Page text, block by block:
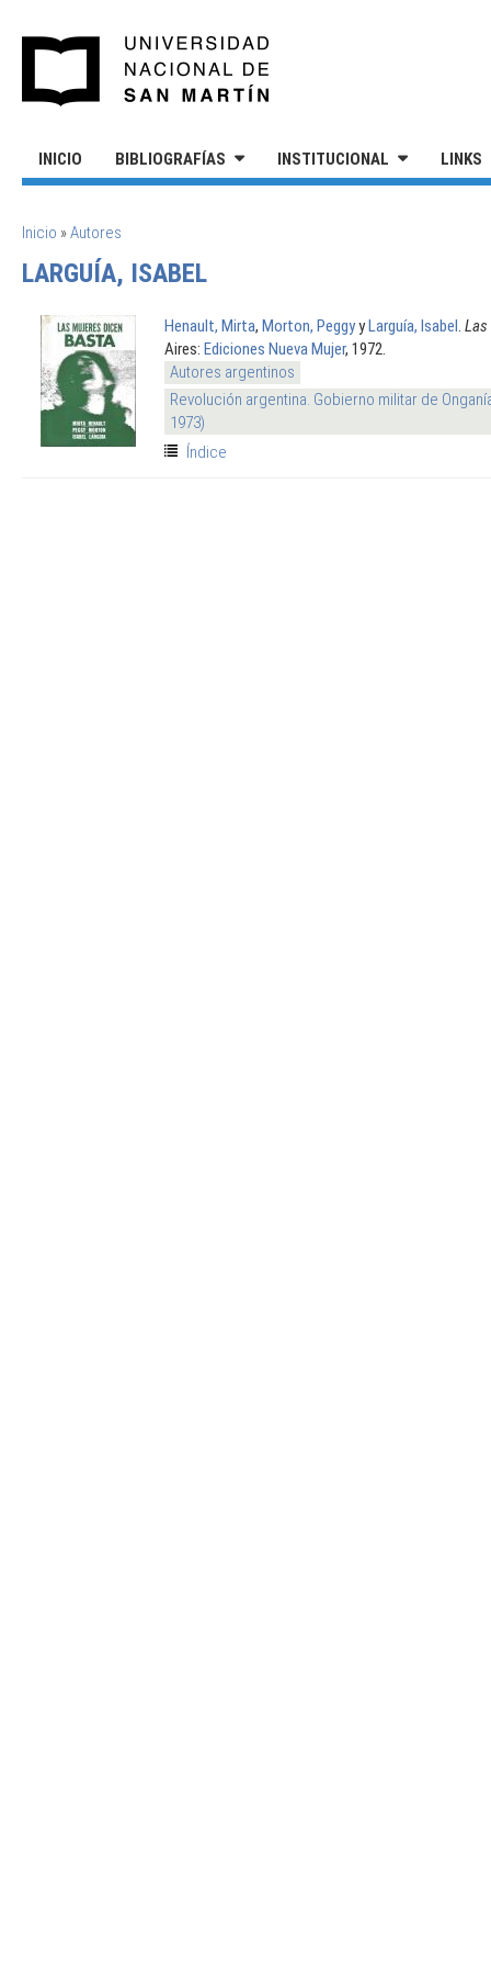
INICIO BIBLIOGRAFÍAS INSTITUCIONAL LINKS
SE ENCUENTRA USTED AQUÍ
Inicio »Autores
LARGUÍA, ISABEL
Henault, Mirta, Morton, PeggyyLarguía, Isabel Las
Aires: Ediciones Nueva Mujer, 1972.
Autores argentinos
Revolución argentina. Gobierno militar de
1973)
Índice